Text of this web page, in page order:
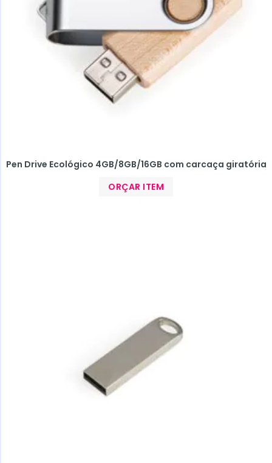
Pen Drive Ecológico 4GB/8GB/16GB com carcaça giratória
ORÇAR ITEM